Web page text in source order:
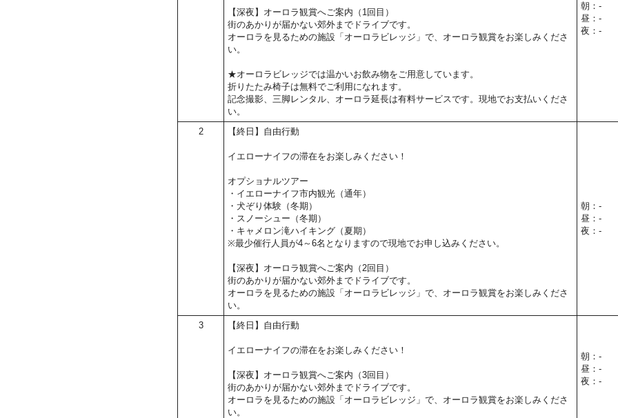
【深夜】オーロラ観賞へご案内（1回目）
街のあかりが届かない郊外までドライブです。
オーロラを見るための施設「オーロラビレッジ」で、オーロラ観賞をお楽しみくださ
い。
★オーロラビレッジでは温かいお飲み物をご用意しています。
折りたたみ椅子は無料でご利用になれます。
記念撮影、三脚レンタル、オーロラ延長は有料サービスです。現地でお支払いくださ
い。
朝：-
昼：-
夜：-
2 【終日】自由行動
イエローナイフの滞在をお楽しみください！
オプショナルツアー
・イエローナイフ市内観光（通年）
・犬ぞり体験（冬期）
・スノーシュー（冬期）
・キャメロン滝ハイキング（夏期）
※最少催行人員が4～6名となりますので現地でお申し込みください。
【深夜】オーロラ観賞へご案内（2回目）
街のあかりが届かない郊外までドライブです。
オーロラを見るための施設「オーロラビレッジ」で、オーロラ観賞をお楽しみくださ
い。
朝：-
昼：-
夜：-
3 【終日】自由行動
イエローナイフの滞在をお楽しみください！
【深夜】オーロラ観賞へご案内（3回目）
街のあかりが届かない郊外までドライブです。
オーロラを見るための施設「オーロラビレッジ」で、オーロラ観賞をお楽しみくださ
い。
朝：-
昼：-
夜：-